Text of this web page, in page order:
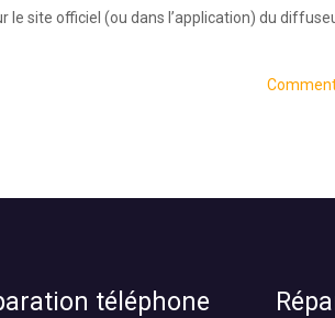
site officiel (ou dans l’application) du
téléphone